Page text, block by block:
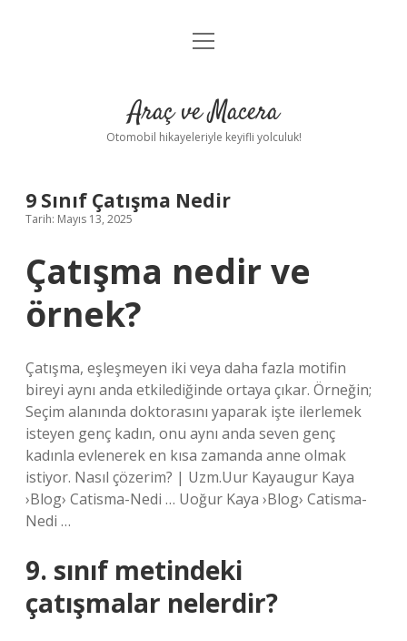
Anasayfa
Yasal Uyarı
menüyü
Araç ve Macera
Otomobil hikayeleriyle keyifli yolculuk!
9 Sınıf Çatışma Nedir
Tarih: Mayıs 13, 2025
Çatışma nedir ve
örnek?
Çatışma, eşleşmeyen iki veya daha fazla motifin
bireyi aynı anda etkilediğinde ortaya çıkar. Örneğin;
Seçim alanında doktorasını yaparak işte ilerlemek
isteyen genç kadın, onu aynı anda seven genç
kadınla evlenerek en kısa zamanda anne olmak
istiyor. Nasıl çözerim? | Uzm.Uur Kayaugur Kaya
›Blog› Catisma-Nedi … Uoğur Kaya ›Blog› Catisma-
Nedi …
9. sınıf metindeki
çatışmalar nelerdir?